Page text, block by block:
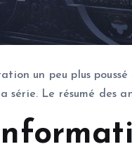
un peu plus
Le résumé des